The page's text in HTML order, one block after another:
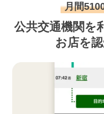
月間
公共交通機関を
お店を